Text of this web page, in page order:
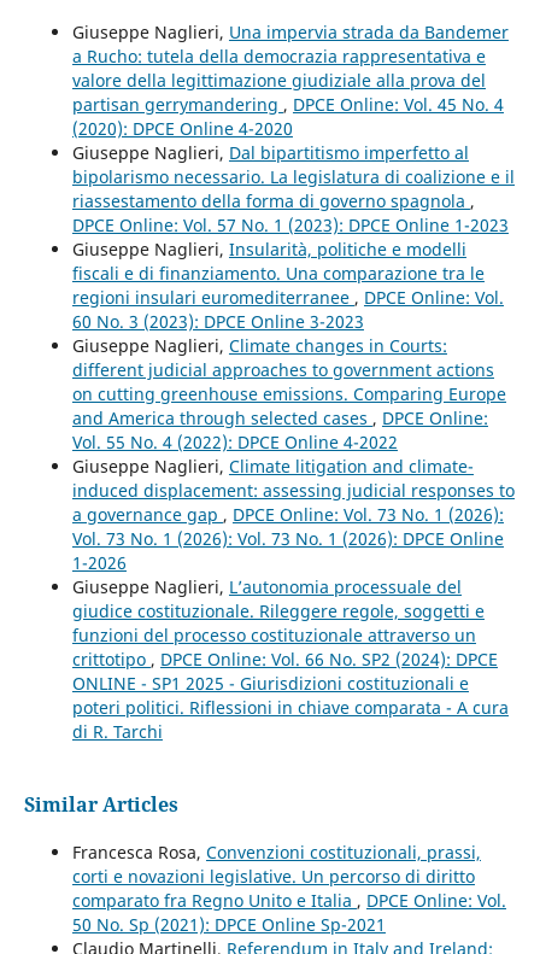
Giuseppe Naglieri, Una impervia strada da Bandemer
a Rucho: tutela della democrazia rappresentativa e
valore della legittimazione giudiziale alla prova del
partisan gerrymandering , DPCE Online: Vol. 45 No. 4
(2020): DPCE Online 4-2020
Giuseppe Naglieri, Dal bipartitismo imperfetto al
bipolarismo necessario. La legislatura di coalizione e il
riassestamento della forma di governo spagnola ,
DPCE Online: Vol. 57 No. 1 (2023): DPCE Online 1-2023
Giuseppe Naglieri, Insularità, politiche e modelli
fiscali e di finanziamento. Una comparazione tra le
regioni insulari euromediterranee , DPCE Online: Vol.
60 No. 3 (2023): DPCE Online 3-2023
Giuseppe Naglieri, Climate changes in Courts:
different judicial approaches to government actions
on cutting greenhouse emissions. Comparing Europe
and America through selected cases , DPCE Online:
Vol. 55 No. 4 (2022): DPCE Online 4-2022
Giuseppe Naglieri, Climate litigation and climate-
induced displacement: assessing judicial responses to
a governance gap , DPCE Online: Vol. 73 No. 1 (2026):
Vol. 73 No. 1 (2026): Vol. 73 No. 1 (2026): DPCE Online
1-2026
Giuseppe Naglieri, L’autonomia processuale del
giudice costituzionale. Rileggere regole, soggetti e
funzioni del processo costituzionale attraverso un
crittotipo , DPCE Online: Vol. 66 No. SP2 (2024): DPCE
ONLINE - SP1 2025 - Giurisdizioni costituzionali e
poteri politici. Riflessioni in chiave comparata - A cura
di R. Tarchi
Similar Articles
Francesca Rosa, Convenzioni costituzionali, prassi,
corti e novazioni legislative. Un percorso di diritto
comparato fra Regno Unito e Italia , DPCE Online: Vol.
50 No. Sp (2021): DPCE Online Sp-2021
Claudio Martinelli, Referendum in Italy and Ireland: